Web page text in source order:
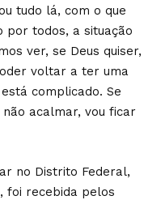
tudo lá, com o que
por todos, a situação
ver, se Deus quiser,
voltar a ter uma
complicado. Se
acalmar, vou ficar
no Distrito Federal,
foi recebida pelos